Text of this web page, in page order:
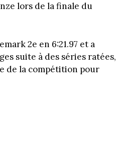
lors de la finale du
2e en 6:21.97 et a
suite à des séries ratées,
de la compétition pour